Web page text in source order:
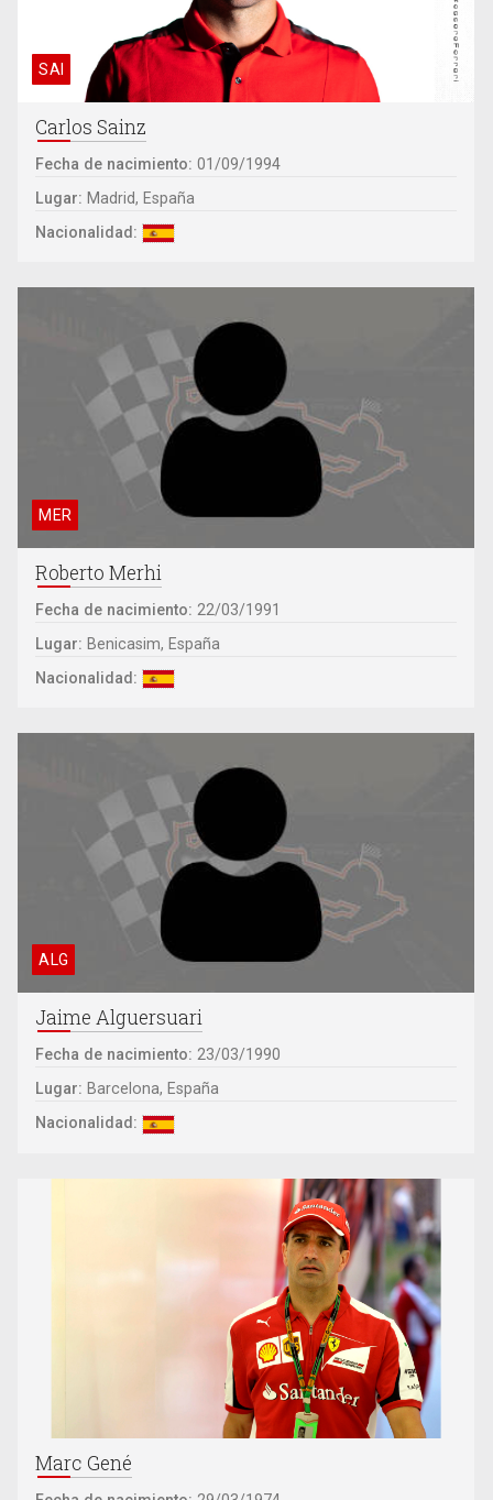
SAI
Carlos Sainz
Fecha de nacimiento: 01/09/1994
Lugar: Madrid, España
Nacionalidad:
MER
Roberto Merhi
Fecha de nacimiento: 22/03/1991
Lugar: Benicasim, España
Nacionalidad:
ALG
Jaime Alguersuari
Fecha de nacimiento: 23/03/1990
Lugar: Barcelona, España
Nacionalidad:
Marc Gené